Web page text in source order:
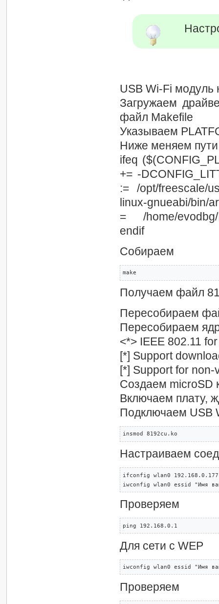
USB Wi-Fi модуль
Загружаем
файл Makefile
Указываем
Ниже меняем
ifeq
+= -
:= /opt/freescale/
linux-gnueabi/bin/
= /home/evodbg/
endif
Собираем
make
Получаем файл
Пересобираем
Пересобираем
<*> IEEE 802.11
[*] Support
[*] Support for
Создаем microSD
Включаем плату,
Подключаем USB
insmod 8192cu.ko
Настраиваем
ifconfig wlan0
iwconfig wlan0 essid "Имя
Проверяем
ping 192.168.0.1
Для сети с WEP
iwconfig wlan0 essid "Имя
Проверяем